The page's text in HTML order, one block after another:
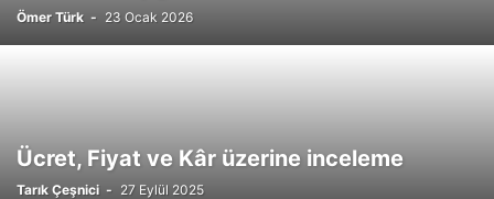
Ömer Türk - 23 Ocak 2026
Ücret, Fiyat ve Kâr üzerine inceleme
Tarık Çeşnici - 27 Eylül 2025